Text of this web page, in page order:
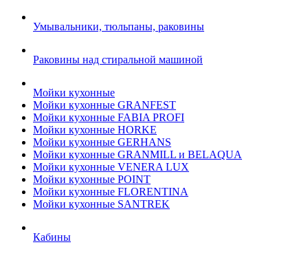
Умывальники, тюльпаны, раковины
Раковины над стиральной машиной
Мойки кухонные
Мойки кухонные GRANFEST
Мойки кухонные FABIA PROFI
Мойки кухонные HORKE
Мойки кухонные GERHANS
Мойки кухонные GRANMILL и BELAQUA
Мойки кухонные VENERA LUX
Мойки кухонные POINT
Мойки кухонные FLORENTINA
Мойки кухонные SANTREK
Кабины